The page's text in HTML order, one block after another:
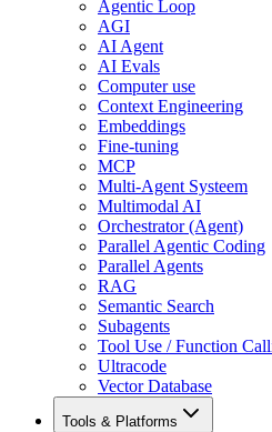
Agentic Loop
AGI
AI Agent
AI Evals
Computer use
Context Engineering
Embeddings
Fine-tuning
MCP
Multi-Agent Systeem
Multimodal AI
Orchestrator (Agent)
Parallel Agentic Coding
Parallel Agents
RAG
Semantic Search
Subagents
Tool Use / Function
Ultracode
Vector Database
Tools & Platforms